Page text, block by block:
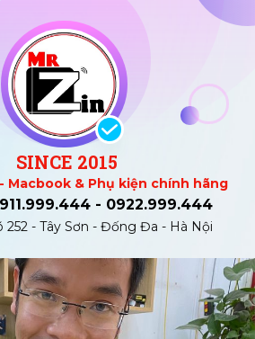
SINCE 2015
252 - Tây Sơn - Đống Đa - Hà Nội
- 0922.999.444
Macbook & Phụ kiện chính hãng